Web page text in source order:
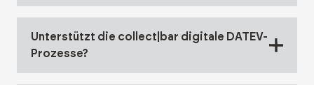
Unterstützt die collect|bar digitale DATEV-
Prozesse?